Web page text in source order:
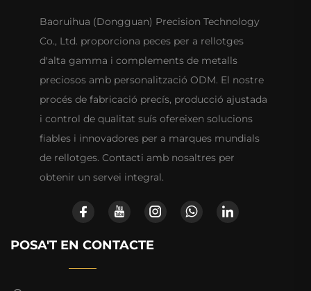
Baoruihua (Dongguan) Precision Technology
Co., Ltd. proporciona peces per a rellotges
d'alta gamma i complements de metalls
preciosos amb personalització ODM. El nostre
procés de fabricació precís, producció ajustada
i control de qualitat suís ofereixen solucions
fiables i innovadores per a marques mundials
de rellotges. Contacti amb nosaltres per
obtenir un servei integral.
POSA'T EN CONTACTE